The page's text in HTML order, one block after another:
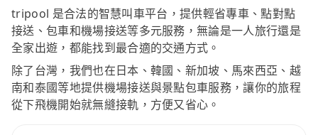
tripool 是合法的智慧叫車平台，提供輕省專車、點對點
接送、包車和機場接送等多元服務，無論是一人旅行還是
全家出遊，都能找到最合適的交通方式。
除了台灣，我們也在日本、韓國、新加坡、馬來西亞、越
南和泰國等地提供機場接送與景點包車服務，讓你的旅程
從下飛機開始就無縫接軌，方便又省心。